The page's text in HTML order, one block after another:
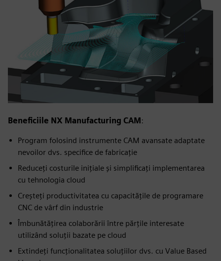
Beneficiile NX Manufacturing CAM:
Program folosind instrumente CAM avansate adaptate
nevoilor dvs. specifice de fabricație
Reduceți costurile inițiale și simplificați implementarea
cu tehnologia cloud
Creșteți productivitatea cu capacitățile de programare
CNC de vârf din industrie
Îmbunătățirea colaborării între părțile interesate
utilizând soluții bazate pe cloud
Extindeți funcționalitatea soluțiilor dvs. cu Value Based